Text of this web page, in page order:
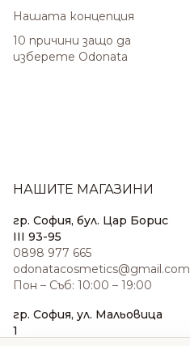
Нашата концепция
10 причини защо да
изберете Odonata
НАШИТЕ МАГАЗИНИ
гр. София, бул. Цар Борис
III 93-95
0898 977 665
odonatacosmetics@gmail.com
Пон – Съб: 10:00 – 19:00
гр. София, ул. Мальовица
1